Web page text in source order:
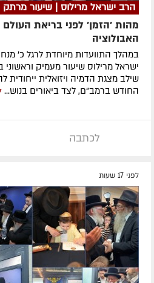
הרב ישראל מרילוס | שיעור מרתק
מהות 'הזמן' לפני בריאת
האבולוציה
במהלך התוועדות מיוחדת לרגל כ'
ישראל מרילוס שיעור מעמיק
שילב מצגת הדמיה ויזואלית
החודש ברמב"ם, לצד ביאורים בנוש...
לכתבה
לפני 17 שעות